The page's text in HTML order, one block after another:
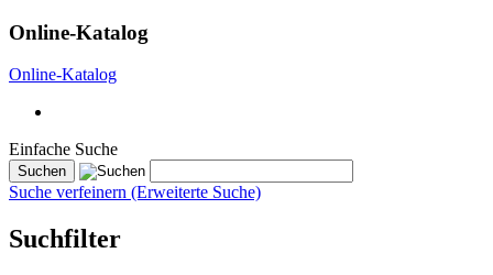
Online-Katalog
Online-Katalog
Einfache Suche
Suche verfeinern (Erweiterte Suche)
Suchfilter